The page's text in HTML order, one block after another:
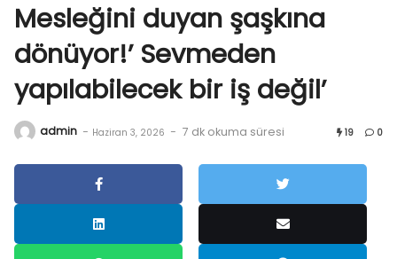
Mesleğini duyan şaşkına
dönüyor!’ Sevmeden
yapılabilecek bir iş değil’
admin - Haziran 3, 2026 - 7 dk okuma süresi 19 0